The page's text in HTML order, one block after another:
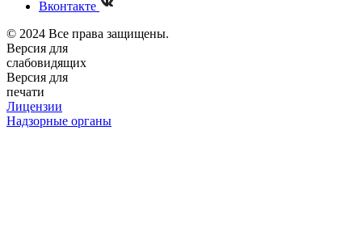
Политика конфиденциальности
Мы в соцсетях
Вконтакте
© 2024 Все права защищены.
Версия для
слабовидящих